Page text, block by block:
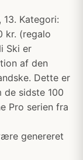
Kategori:
kr. (regalo
Ski er
af den
Dette er
sidste 100
Pro serien fra
genereret